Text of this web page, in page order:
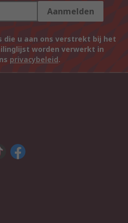
Aanmelden
die u aan ons verstrekt bij het
worden verwerkt in
privacybeleid.